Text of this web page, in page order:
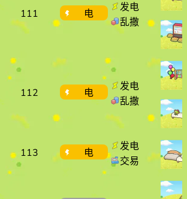
111 电
发电
乱撒
112 电
发电
乱撒
113 电
发电
交易